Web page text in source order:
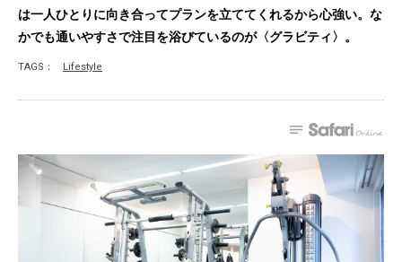
は一人ひとりに向き合ってプランを立ててくれるから心強い。な
かでも通いやすさで注目を浴びているのが〈グラビティ〉。
TAGS： Lifestyle